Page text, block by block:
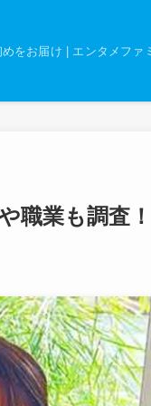
をお届け | エンタメファ
職業も調査！